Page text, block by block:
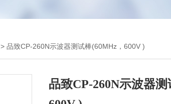
> 品致CP-260N示波器测试棒(60MHz，600V )
品致CP-260N示波器测